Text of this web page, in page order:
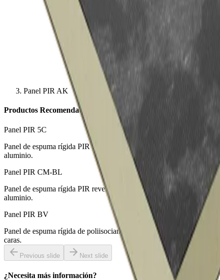
Panel PIR AK
Productos Recomendados
Panel PIR 5C
Panel de espuma rígida PIR revestido con complejo multicapa kraft-
aluminio.
Panel PIR CM-BL
Panel de espuma rígida PIR revestido con complejo multicapa kraft-
aluminio.
Panel PIR BV
Panel de espuma rígida de poliisocianurato PIR revestido por ambas
caras.
Previous slide Next slide
¿Necesita más información?